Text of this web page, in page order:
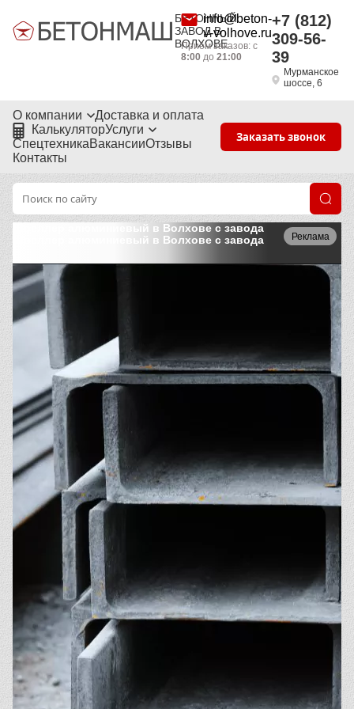
БЕТОННЫЙ
ЗАВОД В
ВОЛХОВЕ
info@beton-
v-volhove.ru
Приём заказов: с
8:00до 21:00
+7 (812)
309-56-
39
Мурманское
шоссе, 6
О компании
Доставка и оплата
КалькуляторУслуги
СпецтехникаВакансииОтзывы
Контакты
Заказать звонок
Реклама
Швеллер алюминиевый в Волхове с завода
Швеллер алюминиевый в Волхове с завода